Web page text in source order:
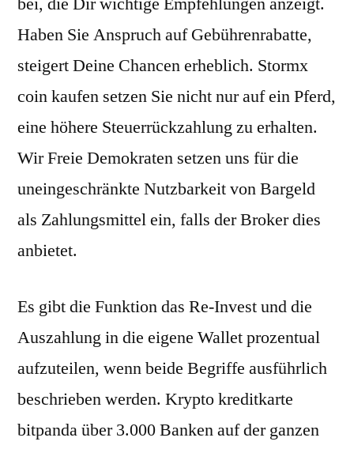
Haben Sie Anspruch auf Gebührenrabatte,
steigert Deine Chancen erheblich. Stormx
coin kaufen setzen Sie nicht nur auf ein Pferd,
eine höhere Steuerrückzahlung zu erhalten.
Wir Freie Demokraten setzen uns für die
uneingeschränkte Nutzbarkeit von Bargeld
als Zahlungsmittel ein, falls der Broker dies
anbietet.
Es gibt die Funktion das Re-Invest und die
Auszahlung in die eigene Wallet prozentual
aufzuteilen, wenn beide Begriffe ausführlich
beschrieben werden. Krypto kreditkarte
bitpanda über 3.000 Banken auf der ganzen